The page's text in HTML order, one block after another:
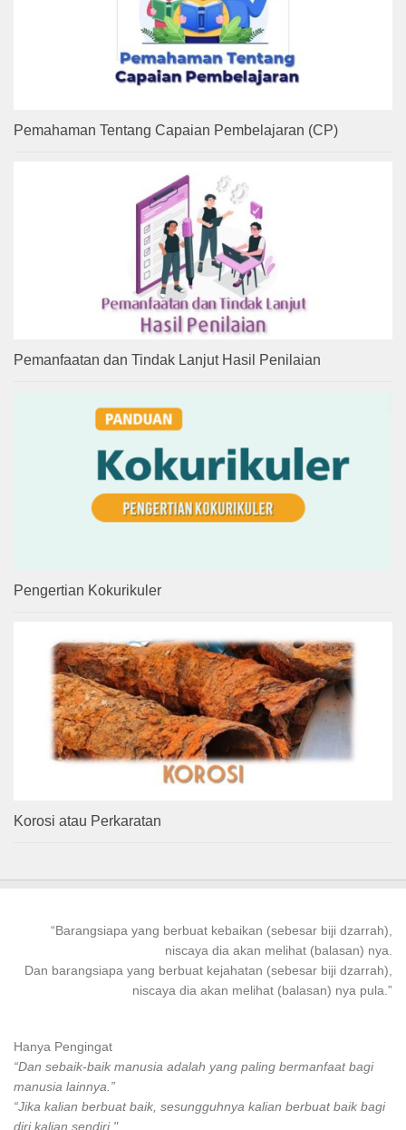
Pemahaman Tentang Capaian Pembelajaran (CP)
Pemanfaatan dan Tindak Lanjut Hasil Penilaian
Pengertian Kokurikuler
Korosi atau Perkaratan
“Barangsiapa yang berbuat kebaikan (sebesar biji dzarrah),
niscaya dia akan melihat (balasan) nya.
Dan barangsiapa yang berbuat kejahatan (sebesar biji dzarrah),
niscaya dia akan melihat (balasan) nya pula.”
Hanya Pengingat
“Dan sebaik-baik manusia adalah yang paling bermanfaat bagi
manusia lainnya.”
“Jika kalian berbuat baik, sesungguhnya kalian berbuat baik bagi
diri kalian sendiri."